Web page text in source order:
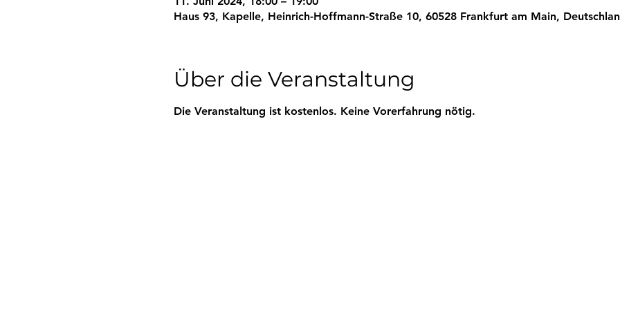
Haus 93, Kapelle, Heinrich-Hoffmann-Straße 10, 60528 Frankfurt am Main,
Über die Veranstaltung
Die Veranstaltung ist kostenlos. Keine Vorerfahrung nötig.